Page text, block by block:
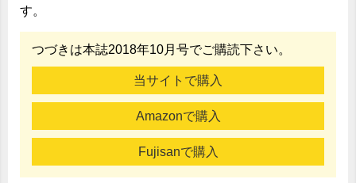
す。
つづきは本誌2018年10月号でご購読下さい。
当サイトで購入
Amazonで購入
Fujisanで購入